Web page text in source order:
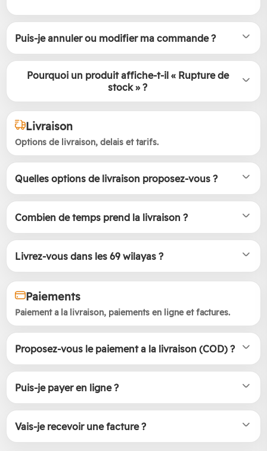
Puis-je annuler ou modifier ma commande ?
Pourquoi un produit affiche-t-il « Rupture de
stock » ?
Livraison
Options de livraison, delais et tarifs.
Quelles options de livraison proposez-vous ?
Combien de temps prend la livraison ?
Livrez-vous dans les 69 wilayas ?
Paiements
Paiement a la livraison, paiements en ligne et factures.
Proposez-vous le paiement a la livraison (COD) ?
Puis-je payer en ligne ?
Vais-je recevoir une facture ?